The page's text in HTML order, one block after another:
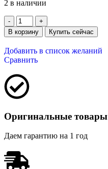
2 в наличии
В корзину Купить сейчас
Добавить в список желаний
Сравнить
Оригинальные товары
Даем гарантию на 1 год